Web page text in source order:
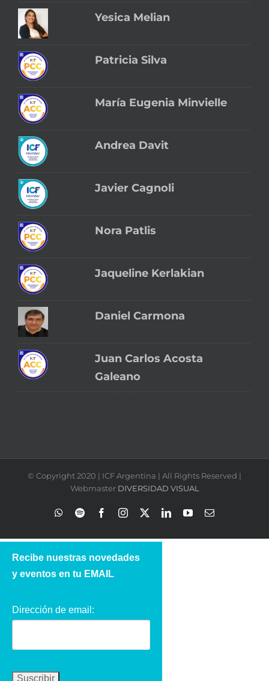
Yesica Melian
Patricia Silva
María Eugenia Minvielle
Andrea Davit
Javier Cagnoli
Nora Patlis
Jaqueline Kerlakian
Daniel Carmona
Juan Carlos Acosta
Galeano
© Copyright 2020 | ICF Argentina | All Rights Reserved |
Webmaster DIVERSIDAD VISUAL
WhatsApp
Spotify FacebookInstagram LinkedInYouTubeCorreo
Recibe nuestras novedades
y eventos en tu EMAIL
Dirección de email: